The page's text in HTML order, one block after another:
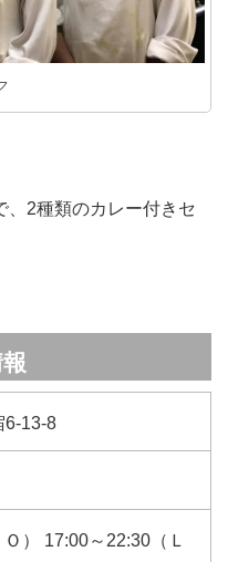
、2種類のカレー付きセ
6-13-8
） 17:00～22:30（Ｌ